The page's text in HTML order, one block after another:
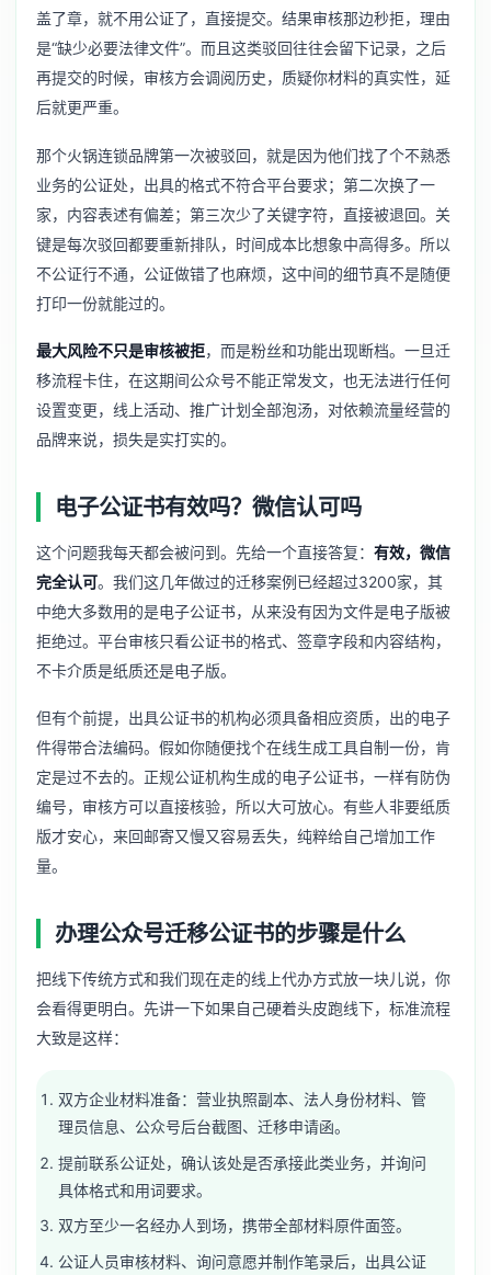
盖了章，就不用公证了，直接提交。结果审核那边秒拒，理由
是“缺少必要法律文件”。而且这类驳回往往会留下记录，之后
再提交的时候，审核方会调阅历史，质疑你材料的真实性，延
后就更严重。
那个火锅连锁品牌第一次被驳回，就是因为他们找了个不熟悉
业务的公证处，出具的格式不符合平台要求；第二次换了一
家，内容表述有偏差；第三次少了关键字符，直接被退回。关
键是每次驳回都要重新排队，时间成本比想象中高得多。所以
不公证行不通，公证做错了也麻烦，这中间的细节真不是随便
打印一份就能过的。
最大风险不只是审核被拒，而是粉丝和功能出现断档。一旦迁
移流程卡住，在这期间公众号不能正常发文，也无法进行任何
设置变更，线上活动、推广计划全部泡汤，对依赖流量经营的
品牌来说，损失是实打实的。
电子公证书有效吗？微信认可吗
这个问题我每天都会被问到。先给一个直接答复： 有效，微信
完全认可。我们这几年做过的迁移案例已经超过3200家，其
中绝大多数用的是电子公证书，从来没有因为文件是电子版被
拒绝过。平台审核只看公证书的格式、签章字段和内容结构，
不卡介质是纸质还是电子版。
但有个前提，出具公证书的机构必须具备相应资质，出的电子
件得带合法编码。假如你随便找个在线生成工具自制一份，肯
定是过不去的。正规公证机构生成的电子公证书，一样有防伪
编号，审核方可以直接核验，所以大可放心。有些人非要纸质
版才安心，来回邮寄又慢又容易丢失，纯粹给自己增加工作
量。
办理公众号迁移公证书的步骤是什么
把线下传统方式和我们现在走的线上代办方式放一块儿说，你
会看得更明白。先讲一下如果自己硬着头皮跑线下，标准流程
大致是这样：
双方企业材料准备：营业执照副本、法人身份材料、管
理员信息、公众号后台截图、迁移申请函。
提前联系公证处，确认该处是否承接此类业务，并询问
具体格式和用词要求。
双方至少一名经办人到场，携带全部材料原件面签。
公证人员审核材料、询问意愿并制作笔录后，出具公证